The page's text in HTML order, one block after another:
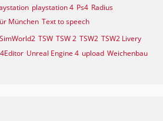
playstation 4 Ps4 Radius
München Text to speech
TSW TSW 2 TSW2 TSW2 Livery
Unreal Engine 4 upload Weichenbau